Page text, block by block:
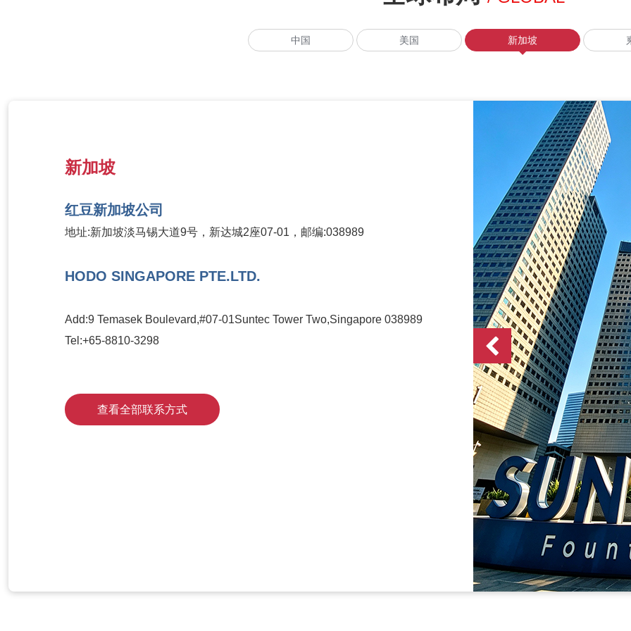
中国 美国 新加坡
新加坡
红豆新加坡公司
地址:新加坡淡马锡大道9号，新达城2座07-01，邮编:038989
HODO SINGAPORE PTE.LTD.
Add:9 Temasek Boulevard,#07-01Suntec Tower Two,Singapore 038989
Tel:+65-8810-3298
查看全部联系方式